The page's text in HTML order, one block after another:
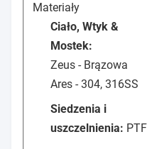
Materiały
Ciało, Wtyk &
Mostek:
Zeus - Brązowa
Ares - 304, 316SS
Siedzenia i
uszczelnienia: